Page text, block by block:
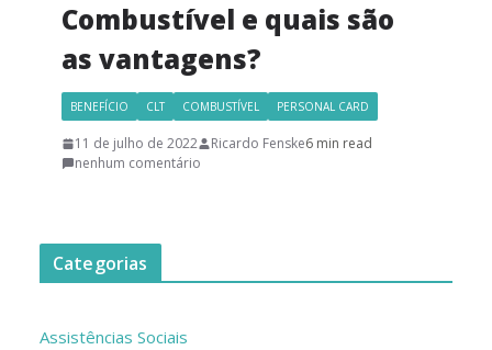
Combustível e quais são
as vantagens?
BENEFÍCIO CLT COMBUSTÍVEL PERSONAL CARD
11 de julho de 2022 Ricardo Fenske6 min read
nenhum comentário
Categorias
Assistências Sociais